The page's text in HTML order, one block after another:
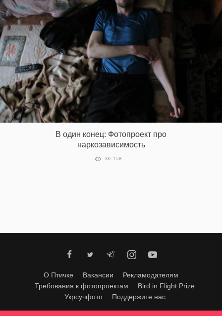
В один конец: Фотопроект про
наркозависимость
30 158
О Птичке Вакансии
Рекламодателям
Требования к фотопроектам
Bird in Flight Prize
Укрсучфото
Поддержите нас